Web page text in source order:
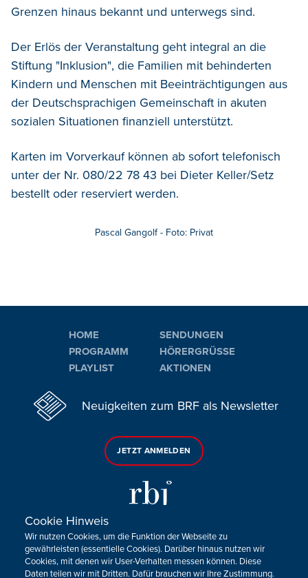
Grenzen hinaus bekannt und unterwegs sind.
Der Erlös der Veranstaltung geht integral an die
Stiftung "Inklusion", die Familien mit behinderten
Kindern und Menschen mit Beeinträchtigungen aus
der Deutschsprachigen Gemeinschaft in akuten
sozialen Situationen finanziell unterstützt.
Karten im Vorverkauf können ab sofort telefonisch
unter der Nr. 080/22 78 43 bei Dieter Keller/Setz
bestellt oder reserviert werden.
Pascal Gangolf - Foto: Privat
HOME
PROGRAMM
PLAYLIST
SENDUNGEN
HÖRERGRÜSSE
AKTIONEN
Neuigkeiten zum BRF als Newsletter
JETZT ANMELDEN
Sie haben noch Fragen oder Anmerkungen?
KONTAKTIEREN SIE UNS!
Cookie Hinweis
Wir nutzen Cookies, um die Funktion der Webseite zu
gewährleisten (essentielle Cookies). Darüber hinaus nutzen wir
Cookies, mit denen wir User-Verhalten messen können. Diese
Daten teilen wir mit Dritten. Dafür brauchen wir Ihre Zustimmung.